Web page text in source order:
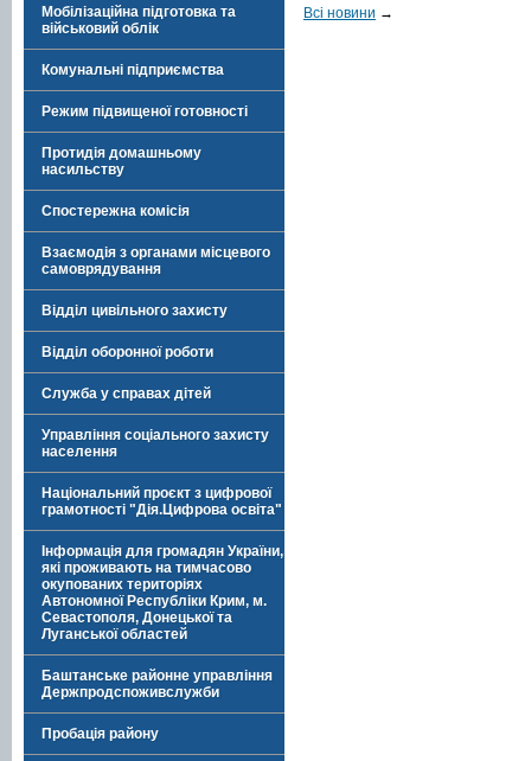
Мобілізаційна підготовка та
військовий облік
Комунальні підприємства
Режим підвищеної готовності
Протидія домашньому
насильству
Спостережна комісія
Взаємодія з органами місцевого
самоврядування
Відділ цивільного захисту
Відділ оборонної роботи
Служба у справах дітей
Управління соціального захисту
населення
Національний проєкт з цифрової
грамотності "Дія.Цифрова освіта"
Інформація для громадян України,
які проживають на тимчасово
окупованих територіях
Автономної Республіки Крим, м.
Севастополя, Донецької та
Луганської областей
Баштанське районне управління
Держпродспоживслужби
Пробація району
Всі новини →